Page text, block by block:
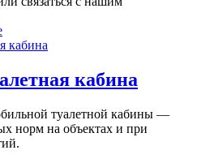
кабина
туалетной кабины —
норм на объектах и при